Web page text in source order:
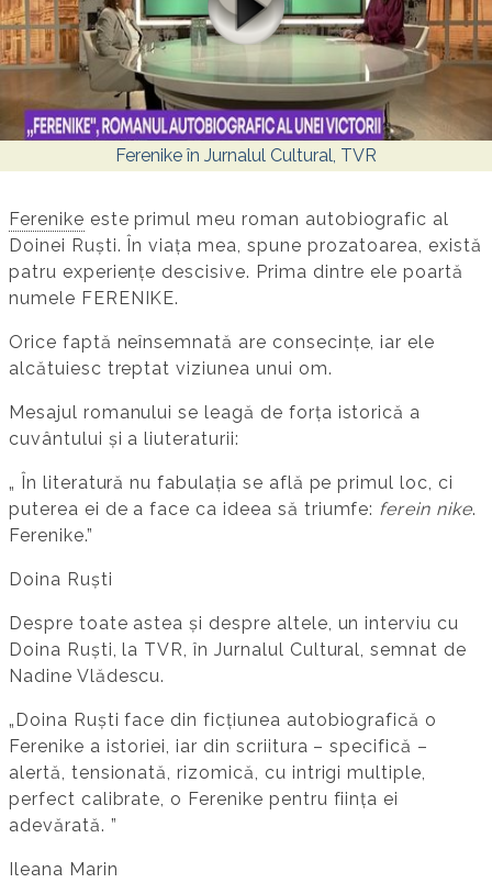
Ferenike în Jurnalul Cultural, TVR
Ferenike este primul meu roman autobiografic al
Doinei Ruști. În viața mea, spune prozatoarea, există
patru experiențe descisive. Prima dintre ele poartă
numele FERENIKE.
Orice faptă neînsemnată are consecințe, iar ele
alcătuiesc treptat viziunea unui om.
Mesajul romanului se leagă de forța istorică a
cuvântului și a liuteraturii:
„ În literatură nu fabulația se află pe primul loc, ci
puterea ei de a face ca ideea să triumfe: ferein nike.
Ferenike.”
Doina Ruști
Despre toate astea și despre altele, un interviu cu
Doina Ruști, la TVR, în Jurnalul Cultural, semnat de
Nadine Vlădescu.
„Doina Ruști face din ficțiunea autobiografică o
Ferenike a istoriei, iar din scriitura – specifică –
alertă, tensionată, rizomică, cu intrigi multiple,
perfect calibrate, o Ferenike pentru ființa ei
adevărată. ”
Ileana Marin